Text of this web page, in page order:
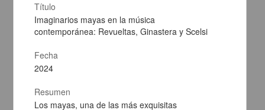
Arte y cultura para la vida: culturas, políticas y resistencias en la
sociedad mexicana del Siglo XXI
Investigaciones Multidisciplinarias, UNAM
Título
Imaginarios mayas en la música
contemporánea: Revueltas, Ginastera y Scelsi
Fecha
2024
Resumen
Los mayas, una de las más exquisitas